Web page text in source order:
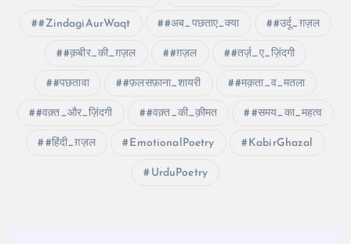
#ZindagiAurWaqt #अब_पछताए_क्या #उर्दू_ग़ज़ल
#क़बीर_की_ग़ज़ल #ग़ज़ल #तर्ज़_ए_ज़िंदगी
#पछतावा #फ़लसफ़ाना_शायरी #मक़ता_व_मतला
#वक़्त_और_ज़िंदगी #वक़्त_की_क़ीमत #समय_का_महत्व
#हिंदी_ग़ज़ल EmotionalPoetry KabirGhazal
UrduPoetry